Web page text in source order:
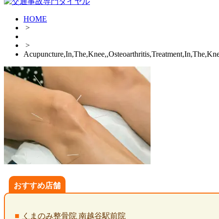
HOME
>
>
おすすめ店舗
くまのみ整骨院 南越谷駅前院